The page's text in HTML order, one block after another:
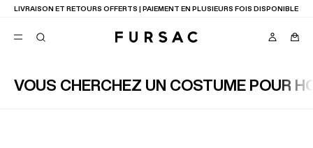
LIVRAISON ET RETOURS OFFERTS | PAIEMENT EN PLUSIEURS FOIS DISPONIBLE
VOUS CHERCHEZ UN COSTUME POUR